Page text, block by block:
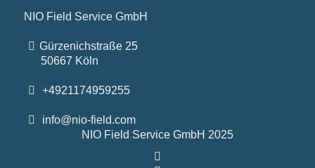
NIO Field Service GmbH
Gürzenichstraße 25
50667 Köln
+4921174959255
info@nio-field.com
NIO Field Service GmbH 2025